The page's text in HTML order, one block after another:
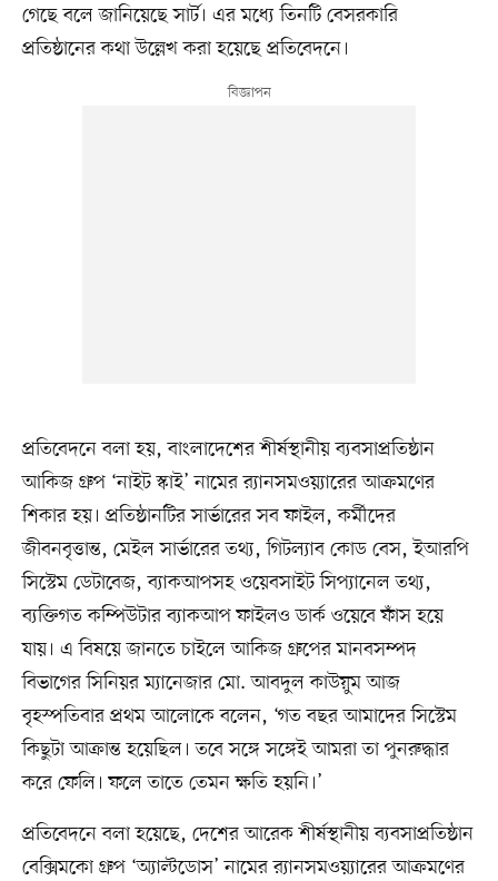
গেছে বলে জানিয়েছে সার্ট। এর মধ্যে তিনটি বেসরকারি
প্রতিষ্ঠানের কথা উল্লেখ করা হয়েছে প্রতিবেদনে।
প্রতিবেদনে বলা হয়, বাংলাদেশের শীর্ষস্থানীয় ব্যবসাপ্রতিষ্ঠান
আকিজ গ্রুপ ‘নাইট স্কাই’ নামের র‌্যানসমওয়্যারের আক্রমণের
শিকার হয়। প্রতিষ্ঠানটির সার্ভারের সব ফাইল, কর্মীদের
জীবনবৃত্তান্ত, মেইল সার্ভারের তথ্য, গিটল্যাব কোড বেস, ইআরপি
সিস্টেম ডেটাবেজ, ব্যাকআপসহ ওয়েবসাইট সিপ্যানেল তথ্য,
ব্যক্তিগত কম্পিউটার ব্যাকআপ ফাইলও ডার্ক ওয়েবে ফাঁস হয়ে
যায়। এ বিষয়ে জানতে চাইলে আকিজ গ্রুপের মানবসম্পদ
বিভাগের সিনিয়র ম্যানেজার মো. আবদুল কাউয়ুম আজ
বৃহস্পতিবার প্রথম আলোকে বলেন, ‘গত বছর আমাদের সিস্টেম
কিছুটা আক্রান্ত হয়েছিল। তবে সঙ্গে সঙ্গেই আমরা তা পুনরুদ্ধার
করে ফেলি। ফলে তাতে তেমন ক্ষতি হয়নি।’
প্রতিবেদনে বলা হয়েছে, দেশের আরেক শীর্ষস্থানীয় ব্যবসাপ্রতিষ্ঠান
বেক্সিমকো গ্রুপ ‘অ্যাল্টডোস’ নামের র‌্যানসমওয়্যারের আক্রমণের